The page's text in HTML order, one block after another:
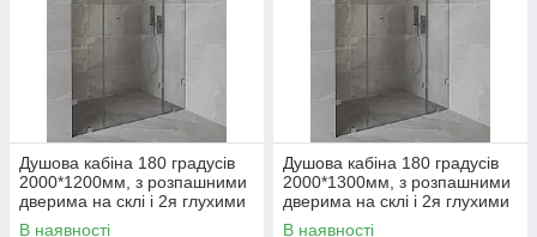
Душова кабіна 180 градусів
2000*1200мм, з розпашними
дверима на склі і 2я глухими
частинами
В наявності
Душова кабіна 180 градусів
2000*1300мм, з розпашними
дверима на склі і 2я глухими
частинами
В наявності